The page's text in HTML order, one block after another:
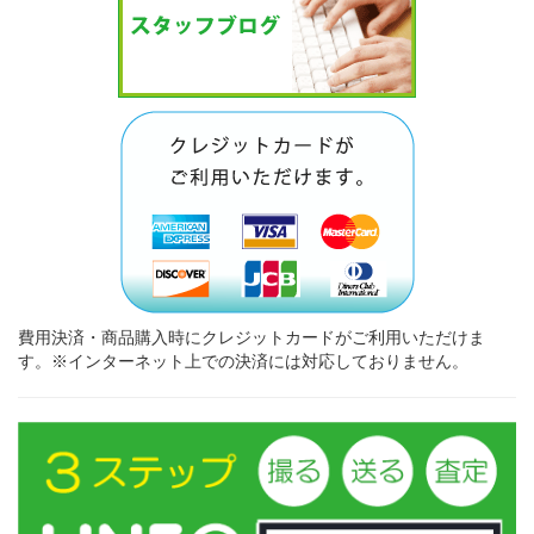
費用決済・商品購入時にクレジットカードがご利用いただけま
す。※インターネット上での決済には対応しておりません。